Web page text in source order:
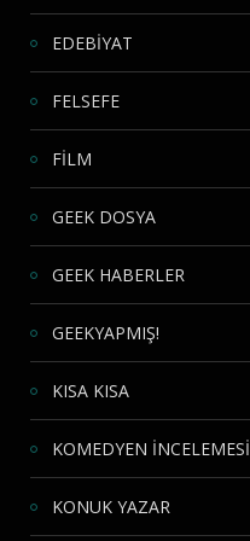
EDEBİYAT
FELSEFE
FİLM
GEEK DOSYA
GEEK HABERLER
GEEKYAPMIŞ!
KISA KISA
KOMEDYEN İNCELEMESİ
KONUK YAZAR